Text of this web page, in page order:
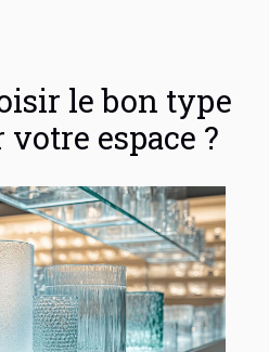
le bon type
espace ?